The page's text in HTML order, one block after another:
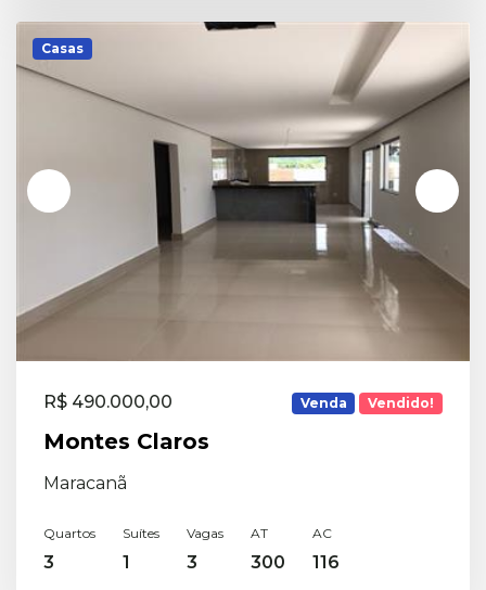
Casas
R$ 490.000,00 Venda Vendido!
Montes Claros
Maracanã
Quartos
3
Suítes
1
Vagas
3
AT
300
AC
116